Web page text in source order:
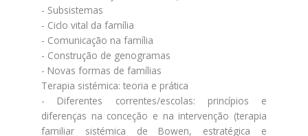
- Subsistemas
- Ciclo vital da família
- Comunicação na família
- Construção de genogramas
- Novas formas de famílias
Terapia sistémica: teoria e prática
- Diferentes correntes/escolas: princípios e
diferenças na conceção e na intervenção (terapia
familiar sistémica de Bowen, estratégica e